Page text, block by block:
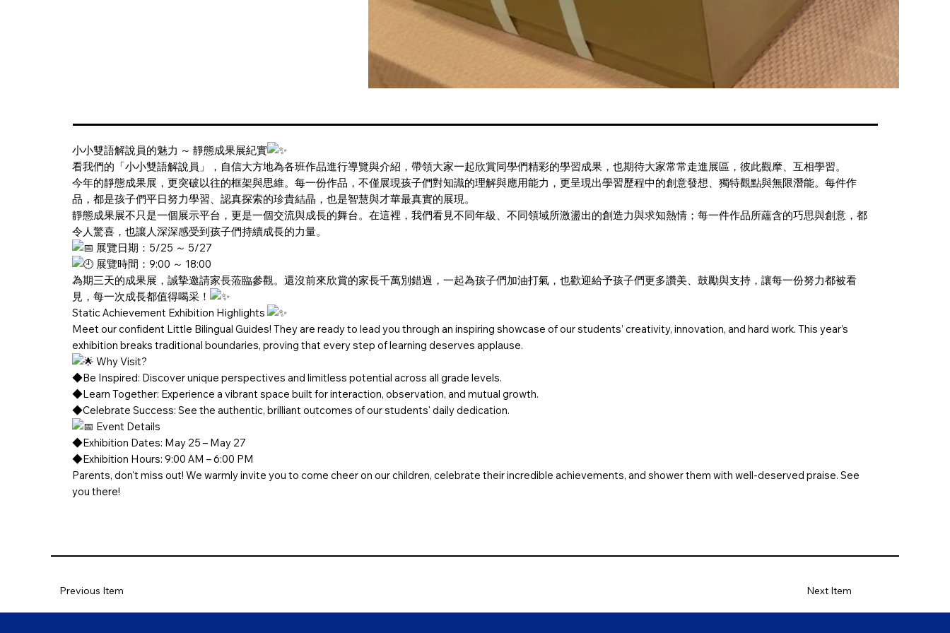
小小雙語解說員的魅力 ～ 靜態成果展紀實
看我們的「小小雙語解說員」，自信大方地為各班作品進行導覽與介紹，帶領大家一起欣賞同學們精彩的學習成果，也期待大家常常走進展區，彼此觀摩、互相學習。
今年的靜態成果展，更突破以往的框架與思維。每一份作品，不僅展現孩子們對知識的理解與應用能力，更呈現出學習歷程中的創意發想、獨特觀點與無限潛能。每件作
品，都是孩子們平日努力學習、認真探索的珍貴結晶，也是智慧與才華最真實的展現。
靜態成果展不只是一個展示平台，更是一個交流與成長的舞台。在這裡，我們看見不同年級、不同領域所激盪出的創造力與求知熱情；每一件作品所蘊含的巧思與創意，都
令人驚喜，也讓人深深感受到孩子們持續成長的力量。
展覽日期：5/25 ～ 5/27
展覽時間：9:00 ～ 18:00
為期三天的成果展，誠摯邀請家長蒞臨參觀。還沒前來欣賞的家長千萬別錯過，一起為孩子們加油打氣，也歡迎給予孩子們更多讚美、鼓勵與支持，讓每一份努力都被看
見，每一次成長都值得喝采！
Static Achievement Exhibition Highlights
Meet our confident Little Bilingual Guides! They are ready to lead you through an inspiring showcase of our students’ creativity, innovation, and hard work. This year’s
exhibition breaks traditional boundaries, proving that every step of learning deserves applause.
Why Visit?
◆Be Inspired: Discover unique perspectives and limitless potential across all grade levels.
◆Learn Together: Experience a vibrant space built for interaction, observation, and mutual growth.
◆Celebrate Success: See the authentic, brilliant outcomes of our students' daily dedication.
Event Details
◆Exhibition Dates: May 25 – May 27
◆Exhibition Hours: 9:00 AM – 6:00 PM
Parents, don't miss out! We warmly invite you to come cheer on our children, celebrate their incredible achievements, and shower them with well-deserved praise. See
you there!
Previous Item Next Item